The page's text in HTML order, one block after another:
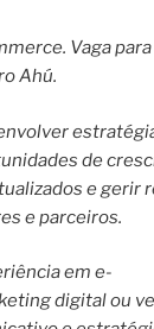
Vaga
Ahú.
de
e gerir
e parceiros.
em e-
digital ou